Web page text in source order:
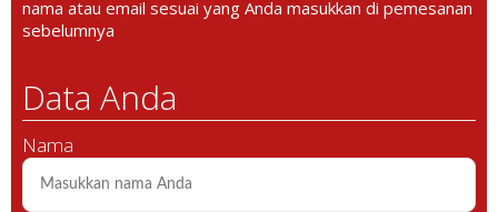
nama atau email sesuai yang Anda masukkan di pemesanan
sebelumnya
Data Anda
Nama